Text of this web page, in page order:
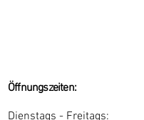
Öffnungszeiten:
Dienstags - Freitags: